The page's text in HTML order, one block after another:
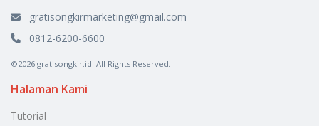
gratisongkirmarketing@gmail.com
0812-6200-6600
©2026 gratisongkir.id. All Rights Reserved.
Halaman Kami
Tutorial